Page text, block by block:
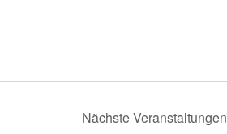
NächsteVeranstaltungen